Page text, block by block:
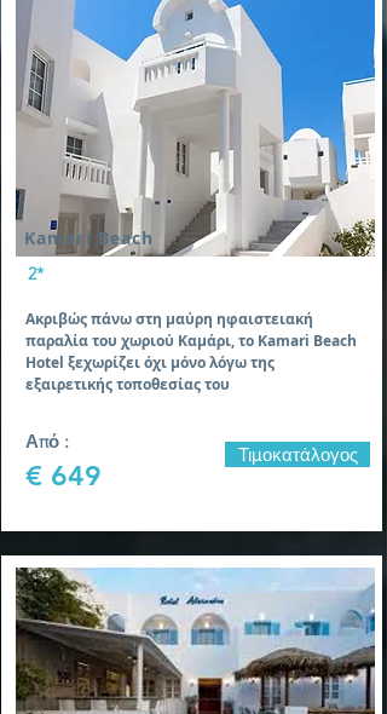
Kamari Beach
2*
Ακριβώς πάνω στη μαύρη ηφαιστειακή
παραλία του χωριού Καμάρι, το Kamari Beach
Hotel ξεχωρίζει όχι μόνο λόγω της
εξαιρετικής τοποθεσίας του
Από :
€ 649
Τιμοκατάλογος